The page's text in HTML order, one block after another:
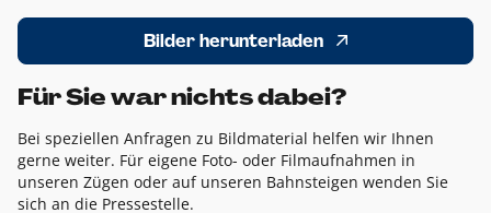
Bilder herunterladen
Für Sie war nichts dabei?
Bei speziellen Anfragen zu Bildmaterial helfen wir Ihnen
gerne weiter. Für eigene Foto- oder Filmaufnahmen in
unseren Zügen oder auf unseren Bahnsteigen wenden Sie
sich an die Pressestelle.